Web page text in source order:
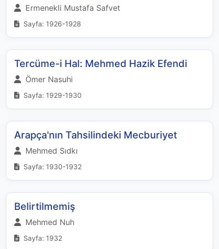
Ermenekli Mustafa Safvet
Sayfa: 1926-1928
Tercüme-i Hal: Mehmed Hazik Efendi
Ömer Nasuhi
Sayfa: 1929-1930
Arapça'nın Tahsilindeki Mecburiyet
Mehmed Sıdkı
Sayfa: 1930-1932
Belirtilmemiş
Mehmed Nuh
Sayfa: 1932